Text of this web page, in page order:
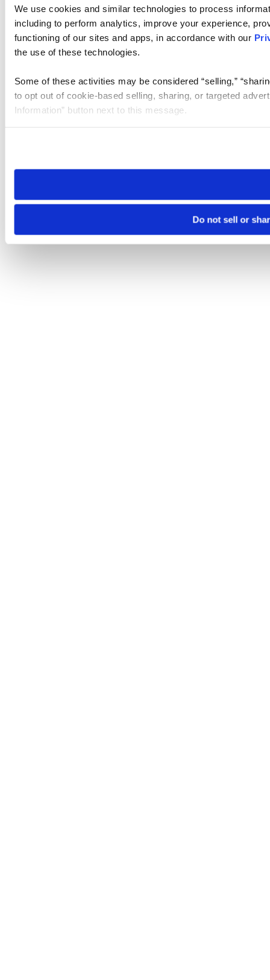
We use cookies and similar technologies to process
including to perform analytics, improve your experience,
functioning of our sites and apps, in accordance with our
the use of these technologies.
Some of these activities may be considered “selling,”
to opt out of cookie-based selling, sharing, or targeted
Information” button next to this message.
need to be set again.
Do not sell or